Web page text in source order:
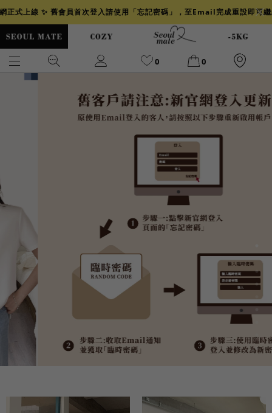
正式上線 ✨ 舊會員首次登入請使用「忘記密碼」，至Email完成重設即可
0 0
牛仔
冰感